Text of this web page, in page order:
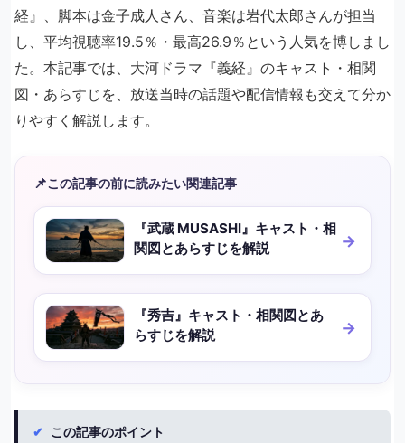
経』、脚本は金子成人さん、音楽は岩代太郎さんが担当
し、平均視聴率19.5％・最高26.9％という人気を博しまし
た。本記事では、大河ドラマ『義経』のキャスト・相関
図・あらすじを、放送当時の話題や配信情報も交えて分か
りやすく解説します。
📌この記事の前に読みたい関連記事
『武蔵 MUSASHI』キャスト・相
関図とあらすじを解説
『秀吉』キャスト・相関図とあ
らすじを解説
✔ この記事のポイント